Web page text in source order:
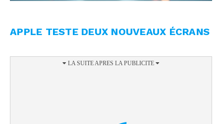
APPLE TESTE DEUX NOUVEAUX ÉCRANS